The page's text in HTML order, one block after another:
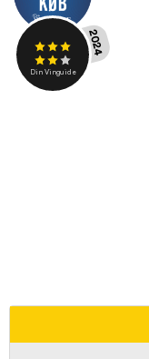
Din Vinguide
2024